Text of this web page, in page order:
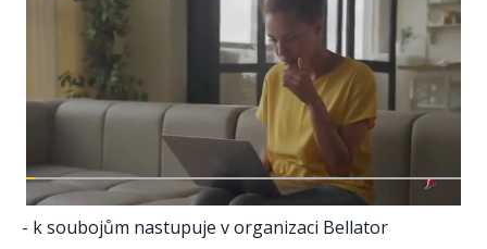
- k soubojům nastupuje v organizaci Bellator